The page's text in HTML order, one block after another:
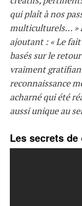
qui plaît à nos
multiculturels… »
ajoutant : « Le
basés sur le
vraiment
reconnaissance
acharné qui été
aussi unique au
Les secrets